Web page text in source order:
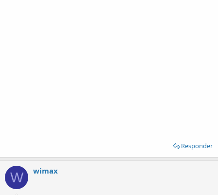
Responder
W wimax